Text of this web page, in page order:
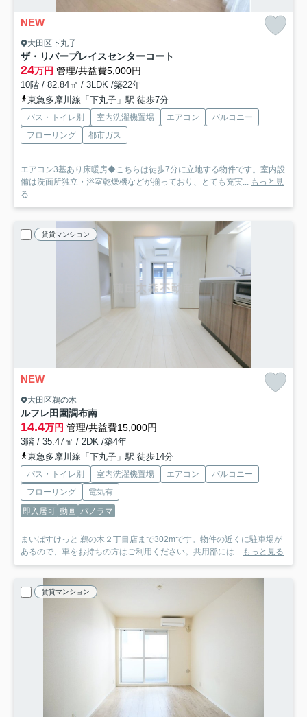
NEW
大田区下丸子
ザ・リバープレイスセンターコート
24万円 管理/共益費5,000円
10階 / 82.84㎡ / 3LDK /築22年
東急多摩川線「下丸子」駅 徒歩7分
バス・トイレ別 室内洗濯機置場 エアコン
バルコニー
フローリング
都市ガス
エアコン3基あり床暖房◆こちらは徒歩7分に立地する物件です。室内設
備は洗面所独立・浴室乾燥機などが揃っており、とても充実... もっと見
る
賃貸マンション
NEW
大田区鵜の木
ルフレ田園調布南
14.4万円 管理/共益費15,000円
3階 / 35.47㎡ / 2DK /築4年
東急多摩川線「下丸子」駅 徒歩14分
バス・トイレ別 室内洗濯機置場 エアコン
バルコニー
フローリング
電気有
即入居可 動画 パノラマ
まいばすけっと 鵜の木２丁目店まで302mです。物件の近くに駐車場が
あるので、車をお持ちの方はご利用ください。共用部には... もっと見る
賃貸マンション